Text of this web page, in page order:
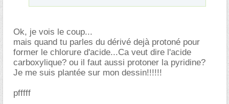
Ok, je vois le coup...
mais quand tu parles du dérivé dejà protoné pour
former le chlorure d'acide...Ca veut dire l'acide
carboxylique? ou il faut aussi protoner la pyridine?
Je me suis plantée sur mon dessin!!!!!!
pfffff